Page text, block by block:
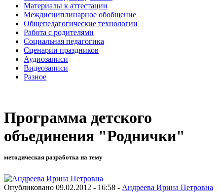
Материалы к аттестации
Междисциплинарное обобщение
Общепедагогические технологии
Работа с родителями
Социальная педагогика
Сценарии праздников
Аудиозаписи
Видеозаписи
Разное
Программа детского
объединения "Роднички"
методическая разработка на тему
Опубликовано 09.02.2012 - 16:58 - Андреева Ирина Петровна